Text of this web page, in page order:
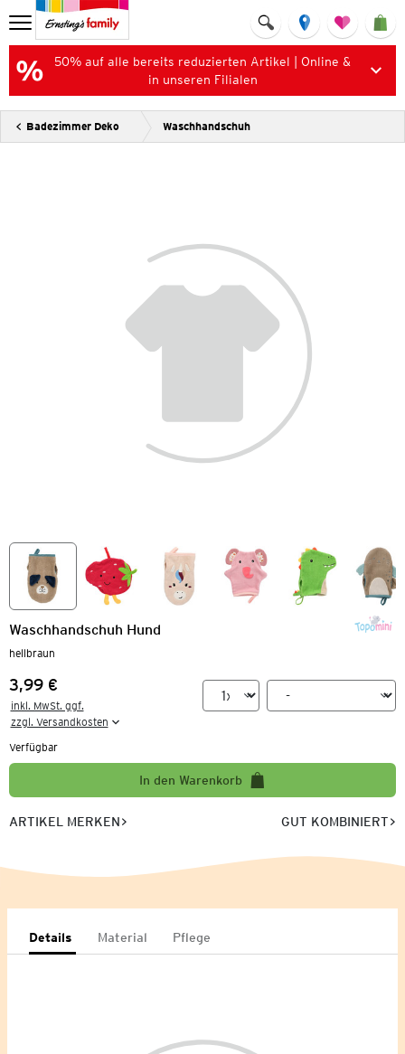
50% auf alle bereits reduzierten Artikel | Online &
in unseren Filialen
Badezimmer Deko Waschhandschuh
Waschhandschuh Hund
hellbraun
Preis:
3,99 €
inkl. MwSt. ggf.
zzgl. Versandkosten
Verfügbar
In den Warenkorb
ARTIKEL MERKEN GUT KOMBINIERT
Details Material Pflege